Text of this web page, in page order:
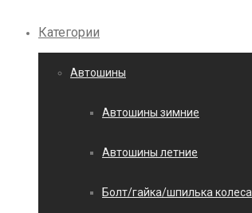
Категории
Автошины
Автошины зимние
Автошины летние
Болт/гайка/шпилька колеса